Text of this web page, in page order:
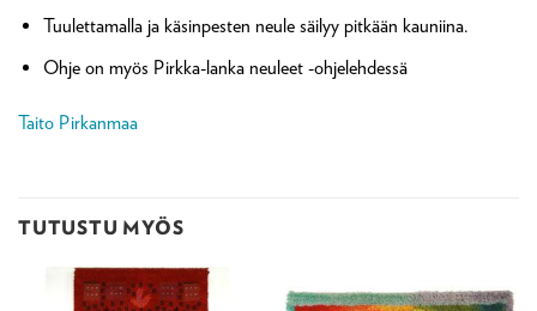
Tuulettamalla ja käsinpesten neule säilyy pitkään kauniina.
Ohje on myös Pirkka-lanka neuleet -ohjelehdessä
Taito Pirkanmaa
TUTUSTU MYÖS